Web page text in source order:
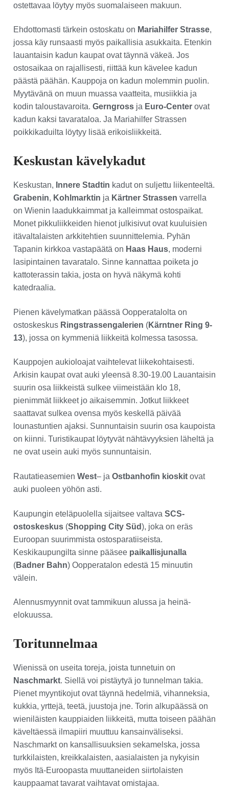
ostettavaa löytyy myös suomalaiseen makuun.
Ehdottomasti tärkein ostoskatu on Mariahilfer Strasse,
jossa käy runsaasti myös paikallisia asukkaita. Etenkin
lauantaisin kadun kaupat ovat täynnä väkeä. Jos
ostosaikaa on rajallisesti, riittää kun kävelee kadun
päästä päähän. Kauppoja on kadun molemmin puolin.
Myytävänä on muun muassa vaatteita, musiikkia ja
kodin taloustavaroita. Gerngross ja Euro-Center ovat
kadun kaksi tavarataloa. Ja Mariahilfer Strassen
poikkikaduilta löytyy lisää erikoisliikkeitä.
Keskustan kävelykadut
Keskustan, Innere Stadtin kadut on suljettu liikenteeltä.
Grabenin, Kohlmarktin ja Kärtner Strassen varrella
on Wienin laadukkaimmat ja kalleimmat ostospaikat.
Monet pikkuliikkeiden hienot julkisivut ovat kuuluisien
itävaltalaisten arkkitehtien suunnittelemia. Pyhän
Tapanin kirkkoa vastapäätä on Haas Haus, moderni
lasipintainen tavaratalo. Sinne kannattaa poiketa jo
kattoterassin takia, josta on hyvä näkymä kohti
katedraalia.
Pienen kävelymatkan päässä Oopperatalolta on
ostoskeskus Ringstrassengalerien (Kärntner Ring 9-
13), jossa on kymmeniä liikkeitä kolmessa tasossa.
Kauppojen aukioloajat vaihtelevat liikekohtaisesti.
Arkisin kaupat ovat auki yleensä 8.30-19.00 Lauantaisin
suurin osa liikkeistä sulkee viimeistään klo 18,
pienimmät liikkeet jo aikaisemmin. Jotkut liikkeet
saattavat sulkea ovensa myös keskellä päivää
lounastuntien ajaksi. Sunnuntaisin suurin osa kaupoista
on kiinni. Turistikaupat löytyvät nähtävyyksien läheltä ja
ne ovat usein auki myös sunnuntaisin.
Rautatieasemien West– ja Ostbanhofin kioskit ovat
auki puoleen yöhön asti.
Kaupungin eteläpuolella sijaitsee valtava SCS-
ostoskeskus (Shopping City Süd), joka on eräs
Euroopan suurimmista ostosparatiiseista.
Keskikaupungilta sinne pääsee paikallisjunalla
(Badner Bahn) Oopperatalon edestä 15 minuutin
välein.
Alennusmyynnit ovat tammikuun alussa ja heinä-
elokuussa.
Toritunnelmaa
Wienissä on useita toreja, joista tunnetuin on
Naschmarkt. Siellä voi pistäytyä jo tunnelman takia.
Pienet myyntikojut ovat täynnä hedelmiä, vihanneksia,
kukkia, yrttejä, teetä, juustoja jne. Torin alkupäässä on
wieniläisten kauppiaiden liikkeitä, mutta toiseen päähän
käveltäessä ilmapiiri muuttuu kansainväliseksi.
Naschmarkt on kansallisuuksien sekamelska, jossa
turkkilaisten, kreikkalaisten, aasialaisten ja nykyisin
myös Itä-Euroopasta muuttaneiden siirtolaisten
kauppaamat tavarat vaihtavat omistajaa.